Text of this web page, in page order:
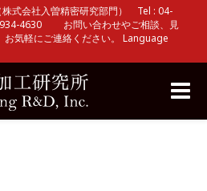
株式会社入曽精密研究部門） Tel : 04-
4630 お問い合わせやご相談、見
お気軽にご連絡ください。 Language
Toggle